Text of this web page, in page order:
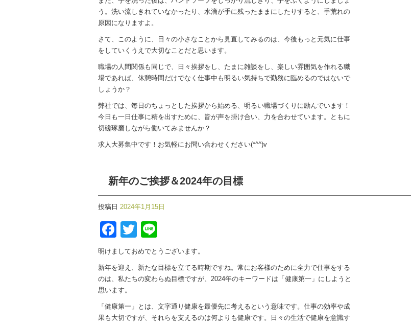
う。洗い流しきれていなかったり、水滴が手に残ったままにしたりすると、手荒れの
原因になりますよ。
さて、このように、日々の小さなことから見直してみるのは、今後もっと元気に仕事
をしていくうえで大切なことだと思います。
職場の人間関係も同じで、日々挨拶をし、たまに雑談をし、楽しい雰囲気を作れる職
場であれば、休憩時間だけでなく仕事中も明るい気持ちで勤務に臨めるのではないで
しょうか？
弊社では、毎日のちょっとした挨拶から始める、明るい職場づくりに励んでいます！
今日も一日仕事に精を出すために、皆が声を掛け合い、力を合わせています。ともに
切磋琢磨しながら働いてみませんか？
求人大募集中です！お気軽にお問い合わせください(*^^)v
新年のご挨拶＆2024年の目標
投稿日 2024年1月15日
Facebook
Twitter
明けましておめでとうございます。
新年を迎え、新たな目標を立てる時期ですね。常にお客様のために全力で仕事をする
のは、私たちの変わらぬ目標ですが、2024年のキーワードは「健康第一」にしようと
思います。
「健康第一」とは、文字通り健康を最優先に考えるという意味です。仕事の効率や成
果も大切ですが、それらを支えるのは何よりも健康です。日々の生活で健康を意識す